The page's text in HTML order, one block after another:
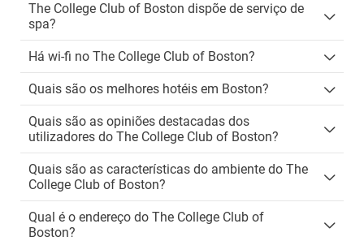
The College Club of Boston dispõe de serviço de
spa?
Há wi-fi no The College Club of Boston?
Quais são os melhores hotéis em Boston?
Quais são as opiniões destacadas dos
utilizadores do The College Club of Boston?
Quais são as características do ambiente do The
College Club of Boston?
Qual é o endereço do The College Club of
Boston?